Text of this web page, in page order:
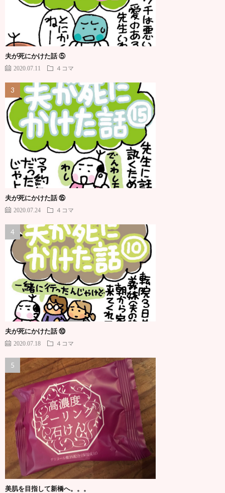
夫が死にかけた話 ⑤
2020.07.11 ４コマ
夫が死にかけた話 ⑮
2020.07.24 ４コマ
夫が死にかけた話 ⑩
2020.07.18 ４コマ
美肌を目指して新橋へ。。。